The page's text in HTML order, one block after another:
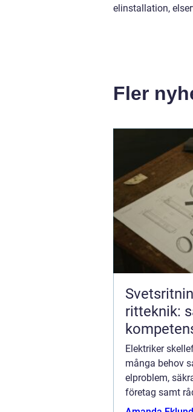
elinstallation,
Fler
ritteknik:
Elektriker
många behov
elproblem,
företag samt
investeringar